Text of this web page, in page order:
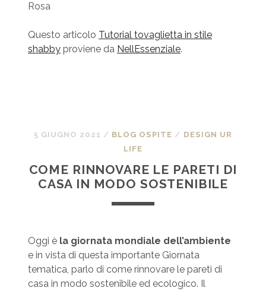
Rosa
Questo articolo Tutorial tovaglietta in stile
shabbyproviene da NellEssenziale.
5 GIUGNO 2021 / BLOG OSPITE / DESIGN UR
LIFE
COME RINNOVARE LE PARETI DI
CASA IN MODO SOSTENIBILE
Oggi è la giornata mondiale dell’ambiente
e in vista di questa importante Giornata
tematica, parlo di come rinnovare le pareti di
casa in modo sostenibile ed ecologico. Il